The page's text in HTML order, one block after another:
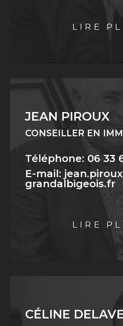
LIRE
JEAN PIROUX
CONSEILLER EN
Téléphone: 06 33
E-mail:
grandalbigeois.fr
LIRE
CÉLINE